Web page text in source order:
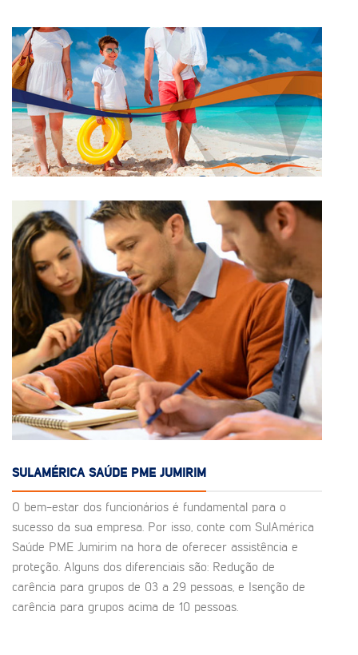
SULAMÉRICA SAÚDE PME JUMIRIM
O bem-estar dos funcionários é fundamental para o
sucesso da sua empresa. Por isso, conte com SulAmérica
Saúde PME Jumirim na hora de oferecer assistência e
proteção. Alguns dos diferenciais são: Redução de
carência para grupos de 03 a 29 pessoas, e Isenção de
carência para grupos acima de 10 pessoas.